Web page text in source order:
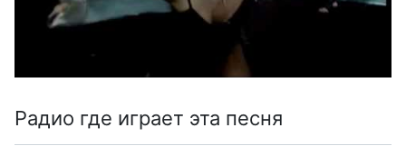
Радио где играет эта песня